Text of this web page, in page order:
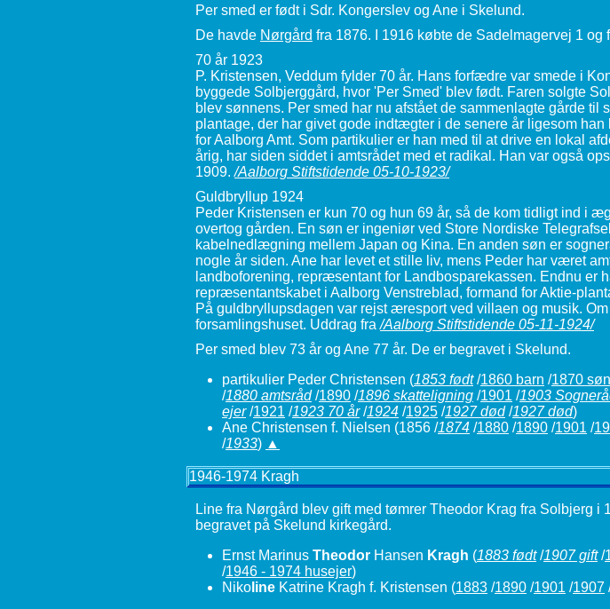
Per smed er født i Sdr. Kongerslev og Ane i Skelund.
De havde Nørgård fra 1876. I 1916 købte de Sadelmagervej 1 og
70 år 1923
P. Kristensen, Veddum fylder 70 år. Hans forfædre var smede i
byggede Solbjerggård, hvor 'Per Smed' blev født. Faren solgte
blev sønnens. Per smed har nu afstået de sammenlagte gårde til
plantage, der har givet gode indtægter i de senere år ligesom
for Aalborg Amt. Som partikulier er han med til at drive en lokal
årig, har siden siddet i amtsrådet med et radikal. Han var også
1909./Aalborg Stiftstidende 05-10-1923/
Guldbryllup 1924
Peder Kristensen er kun 70 og hun 69 år, så de kom tidligt ind i
overtog gården. En søn er ingeniør ved Store Nordiske
kabelnedlægning mellem Japan og Kina. En anden søn er
nogle år siden. Ane har levet et stille liv, mens Peder har været
landboforening, repræsentant for Landbosparekassen. Endnu er
repræsentantskabet i Aalborg Venstreblad, formand for Aktie-
På guldbryllupsdagen var rejst æresport ved villaen og musik.
forsamlingshuset. Uddrag fra/Aalborg Stiftstidende 05-11-1924/
Per smed blev 73 år og Ane 77 år. De er begravet i Skelund.
partikulier Peder Christensen (1853 født/1860 barn /1870 søn
/1880 amtsråd/1890 /1896 skatteligning /1901 /1903
ejer/1921 /1923 70 år/1924 /1925 /1927 død/1927 død)
Ane Christensen f. Nielsen (1856 /1874 /1880 /1890 /1901 /
/1933) ▲
1946-1974 Kragh
Line fra Nørgård blev gift med tømrer Theodor Krag fra Solbjerg
begravet på Skelund kirkegård.
Ernst Marinus Theodor Hansen Kragh (1883 født/1907 gift/
/1946 - 1974 husejer)
Niko line Katrine Kragh f. Kristensen (1883 /1890 /1901 /1907